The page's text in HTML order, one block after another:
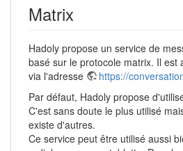
Matrix
Hadoly propose un service de
basé sur le protocole matrix. Il est
via l'adresse
https://
Par défaut, Hadoly propose
C'est sans doute le plus utilisé
existe d'autres.
Ce service peut être utilisé aussi